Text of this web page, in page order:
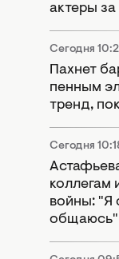
актеры
Сегодня
Пахнет
пенным
тренд,
Сегодня
коллегам
войны: "Я
общаюсь"